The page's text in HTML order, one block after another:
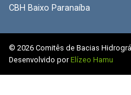
CBH Baixo Paranaíba
© 2026 Comitês de Bacias
Desenvolvido porElízeo Hamu